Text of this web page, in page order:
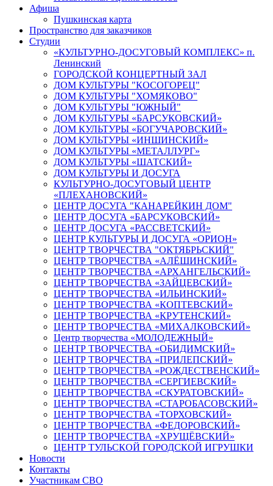
Афиша
Пушкинская карта
Пространство для заказчиков
Студии
«КУЛЬТУРНО-ДОСУГОВЫЙ КОМПЛЕКС» п.
Ленинский
ГОРОДСКОЙ КОНЦЕРТНЫЙ ЗАЛ
ДОМ КУЛЬТУРЫ "КОСОГОРЕЦ"
ДОМ КУЛЬТУРЫ "ХОМЯКОВО"
ДОМ КУЛЬТУРЫ "ЮЖНЫЙ"
ДОМ КУЛЬТУРЫ «БАРСУКОВСКИЙ»
ДОМ КУЛЬТУРЫ «БОГУЧАРОВСКИЙ»
ДОМ КУЛЬТУРЫ «ИНШИНСКИЙ»
ДОМ КУЛЬТУРЫ «МЕТАЛЛУРГ»
ДОМ КУЛЬТУРЫ «ШАТСКИЙ»
ДОМ КУЛЬТУРЫ И ДОСУГА
КУЛЬТУРНО-ДОСУГОВЫЙ ЦЕНТР
«ПЛЕХАНОВСКИЙ»
ЦЕНТР ДОСУГА "КАНАРЕЙКИН ДОМ"
ЦЕНТР ДОСУГА «БАРСУКОВСКИЙ»
ЦЕНТР ДОСУГА «РАССВЕТСКИЙ»
ЦЕНТР КУЛЬТУРЫ И ДОСУГА «ОРИОН»
ЦЕНТР ТВОРЧЕСТВА "ОКТЯБРЬСКИЙ"
ЦЕНТР ТВОРЧЕСТВА «АЛЁШИНСКИЙ»
ЦЕНТР ТВОРЧЕСТВА «АРХАНГЕЛЬСКИЙ»
ЦЕНТР ТВОРЧЕСТВА «ЗАЙЦЕВСКИЙ»
ЦЕНТР ТВОРЧЕСТВА «ИЛЬИНСКИЙ»
ЦЕНТР ТВОРЧЕСТВА «КОПТЕВСКИЙ»
ЦЕНТР ТВОРЧЕСТВА «КРУТЕНСКИЙ»
ЦЕНТР ТВОРЧЕСТВА «МИХАЛКОВСКИЙ»
Центр творчества «МОЛОДЕЖНЫЙ»
ЦЕНТР ТВОРЧЕСТВА «ОБИДИМСКИЙ»
ЦЕНТР ТВОРЧЕСТВА «ПРИЛЕПСКИЙ»
ЦЕНТР ТВОРЧЕСТВА «РОЖДЕСТВЕНСКИЙ»
ЦЕНТР ТВОРЧЕСТВА «СЕРГИЕВСКИЙ»
ЦЕНТР ТВОРЧЕСТВА «СКУРАТОВСКИЙ»
ЦЕНТР ТВОРЧЕСТВА «СТАРОБАСОВСКИЙ»
ЦЕНТР ТВОРЧЕСТВА «ТОРХОВСКИЙ»
ЦЕНТР ТВОРЧЕСТВА «ФЕДОРОВСКИЙ»
ЦЕНТР ТВОРЧЕСТВА «ХРУЩЁВСКИЙ»
ЦЕНТР ТУЛЬСКОЙ ГОРОДСКОЙ ИГРУШКИ
Новости
Контакты
Участникам СВО